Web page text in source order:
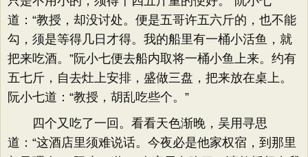
道：“教授，却没讨处。便是五哥许五六斤的，也不能
勾，须是等得几日才得。我的船里有一桶小活鱼，就
把来吃酒。”阮小七便去船内取将一桶小鱼上来。约有
五七斤，自去灶上安排，盛做三盘，把来放在桌上。
阮小七道：“教授，胡乱吃些个。”
四个又吃了一回。看看天色渐晚，吴用寻思
道：“这酒店里须难说话。今夜必是他家权宿，到那里